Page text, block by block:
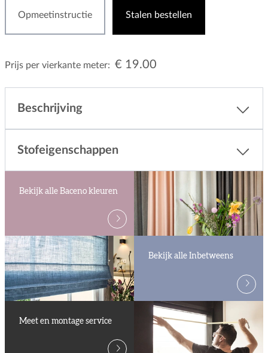
Opmeetinstructie Stalen bestellen
Prijs per vierkante meter: € 19.00
Beschrijving
Stofeigenschappen
Bekijk alle Baceno kleuren
Bekijk alle Inbetweens
Meet en montage service